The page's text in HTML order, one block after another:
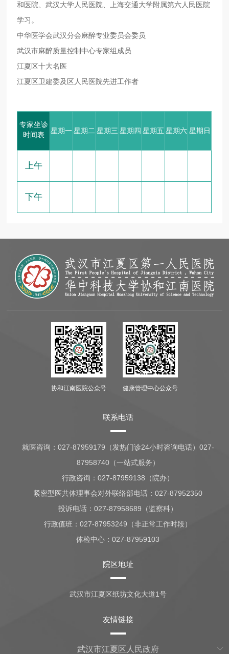
和医院、武汉大学人民医院、上海交通大学附属第六人民医院
学习。
中华医学会武汉分会麻醉专业委员会委员
武汉市麻醉质量控制中心专家组成员
江夏区十大名医
江夏区卫建委及区人民医院先进工作者
专家坐诊
时间表
星期一 星期二 星期三 星期四 星期五 星期六 星期日
上午
下午
协和江南医院公众号 健康管理中心公众号
联系电话
就医咨询： 027-87959179（发热门诊24小时咨询电话）027-
87958740（一站式服务）
行政咨询：027-87959138（院办）
紧密型医共体理事会对外联络部电话：027-87952350
投诉电话：027-87958689（监察科）
行政值班：027-87953249（非正常工作时段）
体检中心：027-87959103
院区地址
武汉市江夏区纸坊文化大道1号
友情链接
武汉市江夏区人民政府